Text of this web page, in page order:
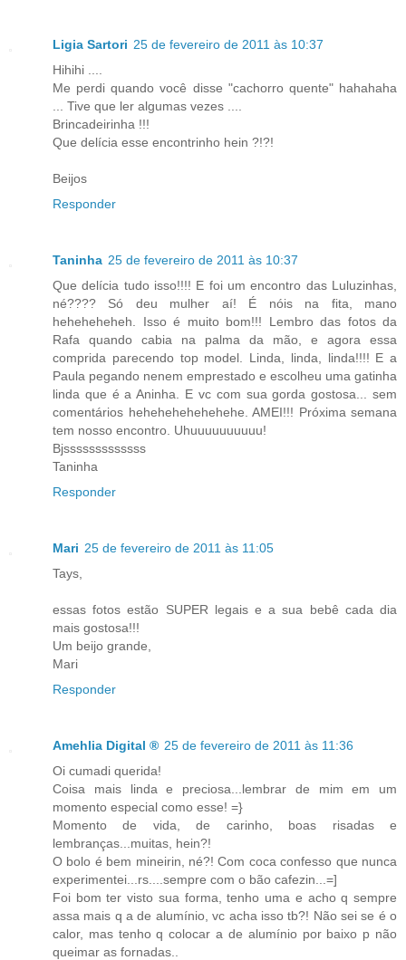
Ligia Sartori 25 de fevereiro de 2011 às 10:37
Hihihi ....
Me perdi quando você disse "cachorro quente" hahahaha
... Tive que ler algumas vezes ....
Brincadeirinha !!!
Que delícia esse encontrinho hein ?!?!
Beijos
Responder
Taninha 25 de fevereiro de 2011 às 10:37
Que delícia tudo isso!!!! E foi um encontro das Luluzinhas,
né???? Só deu mulher aí! É nóis na fita, mano
heheheheheh. Isso é muito bom!!! Lembro das fotos da
Rafa quando cabia na palma da mão, e agora essa
comprida parecendo top model. Linda, linda, linda!!!! E a
Paula pegando nenem emprestado e escolheu uma gatinha
linda que é a Aninha. E vc com sua gorda gostosa... sem
comentários hehehehehehehehe. AMEI!!! Próxima semana
tem nosso encontro. Uhuuuuuuuuuu!
Bjsssssssssssss
Taninha
Responder
Mari 25 de fevereiro de 2011 às 11:05
Tays,
essas fotos estão SUPER legais e a sua bebê cada dia
mais gostosa!!!
Um beijo grande,
Mari
Responder
Amehlia Digital ® 25 de fevereiro de 2011 às 11:36
Oi cumadi querida!
Coisa mais linda e preciosa...lembrar de mim em um
momento especial como esse! =}
Momento de vida, de carinho, boas risadas e
lembranças...muitas, hein?!
O bolo é bem mineirin, né?! Com coca confesso que nunca
experimentei...rs....sempre com o bão cafezin...=]
Foi bom ter visto sua forma, tenho uma e acho q sempre
assa mais q a de alumínio, vc acha isso tb?! Não sei se é o
calor, mas tenho q colocar a de alumínio por baixo p não
queimar as fornadas..